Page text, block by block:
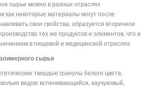
сырье можно в разных отраслях
как некоторые материалы могут после
свои свойства, образуется вторичное
тех же продуктов и элементов, что и
в пищевой и медицинской отраслях.
сырья
твердые гранулы белого цвета.
видов: вспенивающийся, каучуковый,